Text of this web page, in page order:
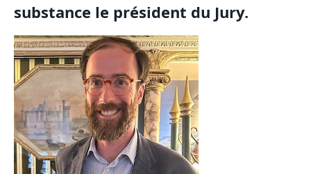
substance le président du Jury.